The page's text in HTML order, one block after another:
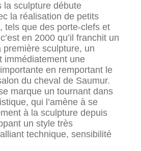
la sculpture débute
la réalisation de petits
tels que des porte-clefs et
en 2000 qu’il franchit un
première sculpture, un
immédiatement une
en remportant le
du cheval de Saumur.
marque un tournant dans
qui l’amène à se
à la sculpture depuis
un style très
technique, sensibilité